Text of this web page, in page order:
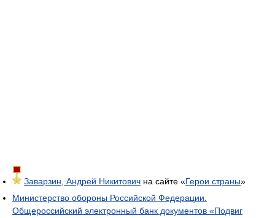
Заварзин, Андрей Никитович на сайте «Герои страны»
Министерство обороны Российской Федерации.
Общероссийский электронный банк документов «Подвиг